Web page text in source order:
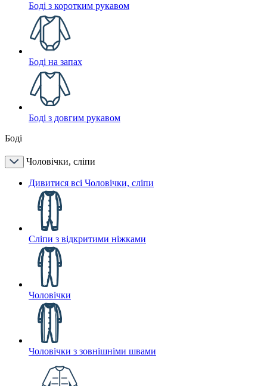
Боді з коротким рукавом
Боді на запах
Боді з довгим рукавом
Боді
Чоловічки, сліпи
Дивитися всі Чоловічки, сліпи
Сліпи з відкритими ніжками
Чоловічки
Чоловічки з зовнішніми швами